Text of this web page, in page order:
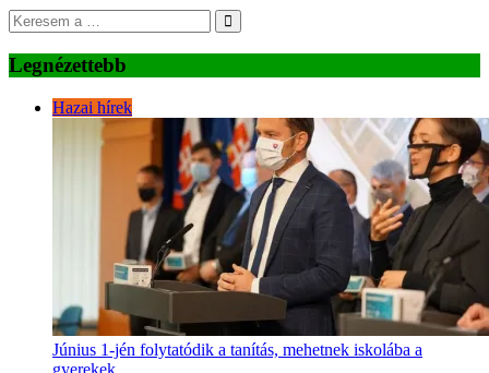
Legnézettebb
Hazai hírek
Június 1-jén folytatódik a tanítás, mehetnek iskolába a
gyerekek